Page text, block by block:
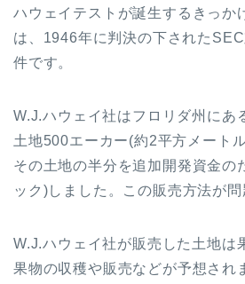
ハウェイテストが誕生するきっか
は、 1946年に判決の下された SEC
件です。
W.J.ハウェイ社はフロリダ州にあ
土地500エーカー(約2平方メート
その土地の半分を追加開発資金の
ック )しました。この販売方法が問
W.J.ハウェイ社が販売した土地は
果物の収穫や販売などが予想され